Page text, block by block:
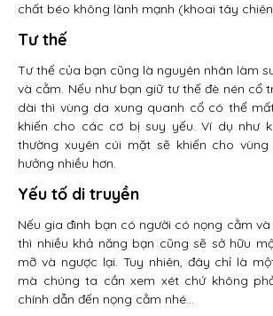
chất béo không lành mạnh (khoai tây
Tư thế
Tư thế của bạn cũng là nguyên nhân làm
và cằm. Nếu như bạn giữ tư thế đè nén cổ
dài thì vùng da xung quanh cổ có thể
khiến cho các cơ bị suy yếu. Ví dụ như
thường xuyên cúi mặt sẽ khiến cho
hưởng nhiều hơn.
Yếu tố di truyền
Nếu gia đình bạn có người có nọng cằm
thì nhiều khả năng bạn cũng sẽ sở hữu
mỡ và ngược lại. Tuy nhiên, đây chỉ là
mà chúng ta cần xem xét chứ không
chính dẫn đến nọng cằm nhé…